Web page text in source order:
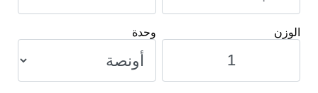
الوزن وحدة